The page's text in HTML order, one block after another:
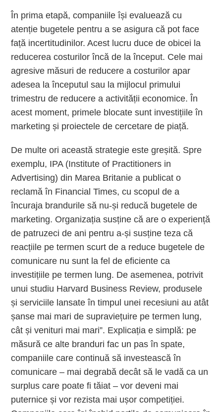
În prima etapă, companiile își evaluează cu
atenție bugetele pentru a se asigura că pot face
față incertitudinilor. Acest lucru duce de obicei la
reducerea costurilor încă de la început. Cele mai
agresive măsuri de reducere a costurilor apar
adesea la începutul sau la mijlocul primului
trimestru de reducere a activității economice. În
acest moment, primele blocate sunt investițiile în
marketing și proiectele de cercetare de piață.
De multe ori această strategie este greșită. Spre
exemplu, IPA (Institute of Practitioners in
Advertising) din Marea Britanie a publicat o
reclamă în Financial Times, cu scopul de a
încuraja brandurile să nu-și reducă bugetele de
marketing. Organizația susține că are o experiență
de patruzeci de ani pentru a-și susține teza că
reacțiile pe termen scurt de a reduce bugetele de
comunicare nu sunt la fel de eficiente ca
investițiile pe termen lung. De asemenea, potrivit
unui studiu Harvard Business Review, produsele
și serviciile lansate în timpul unei recesiuni au atât
șanse mai mari de supraviețuire pe termen lung,
cât și venituri mai mari”. Explicația e simplă: pe
măsură ce alte branduri fac un pas în spate,
companiile care continuă să investească în
comunicare – mai degrabă decât să le vadă ca un
surplus care poate fi tăiat – vor deveni mai
puternice și vor rezista mai ușor competiției.